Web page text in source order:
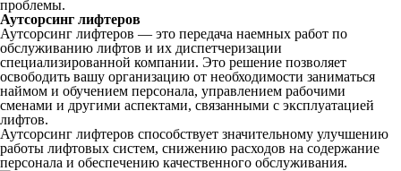
проблемы.
Аутсорсинг лифтеров
Аутсорсинг лифтеров — это передача наемных работ по
обслуживанию лифтов и их диспетчеризации
специализированной компании. Это решение позволяет
освободить вашу организацию от необходимости заниматься
наймом и обучением персонала, управлением рабочими
сменами и другими аспектами, связанными с эксплуатацией
лифтов.
Аутсорсинг лифтеров способствует значительному улучшению
работы лифтовых систем, снижению расходов на содержание
персонала и обеспечению качественного обслуживания.